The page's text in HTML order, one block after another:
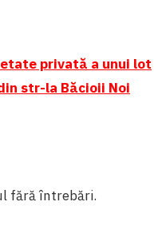
privată a unui lot
str-la Băcioii Noi
fără întrebări.